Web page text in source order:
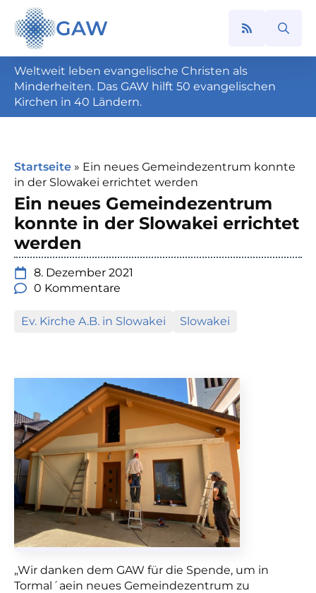
GAW
Search
Weltweit leben evangelische Christen als
Minderheiten. Das GAW hilft 50 evangelischen
Kirchen in 40 Ländern.
Startseite » Ein neues Gemeindezentrum konnte
in der Slowakei errichtet werden
Ein neues Gemeindezentrum
konnte in der Slowakei errichtet
werden
8. Dezember 2021
0 Kommentare
Ev. Kirche A.B. in Slowakei Slowakei
„Wir danken dem GAW für die Spende, um in
Tormal´aein neues Gemeindezentrum zu